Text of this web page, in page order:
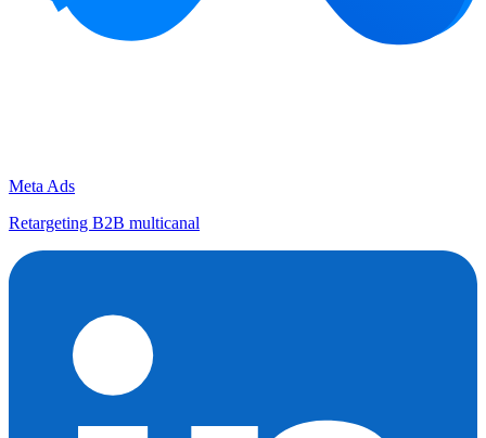
Meta Ads
Retargeting B2B multicanal